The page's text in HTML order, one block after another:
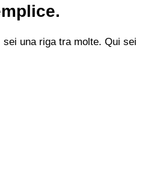
una riga tra molte. Qui sei